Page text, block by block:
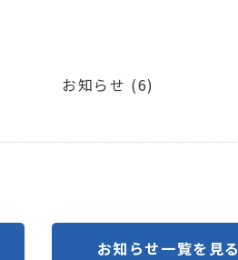
お知らせ (6)
お知らせ一覧を見る